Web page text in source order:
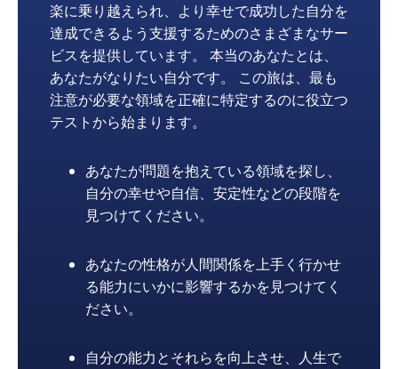
楽に乗り越えられ、より幸せで成功した自分を
達成できるよう支援するためのさまざまなサー
ビスを提供しています。 本当のあなたとは、
あなたがなりたい自分です。 この旅は、最も
注意が必要な領域を正確に特定するのに役立つ
テストから始まります。
あなたが問題を抱えている領域を探し、
自分の幸せや自信、安定性などの段階を
見つけてください。
あなたの性格が人間関係を上手く行かせ
る能力にいかに影響するかを見つけてく
ださい。
自分の能力とそれらを向上させ、人生で